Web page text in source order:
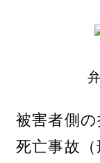
被害者側の
死亡事故